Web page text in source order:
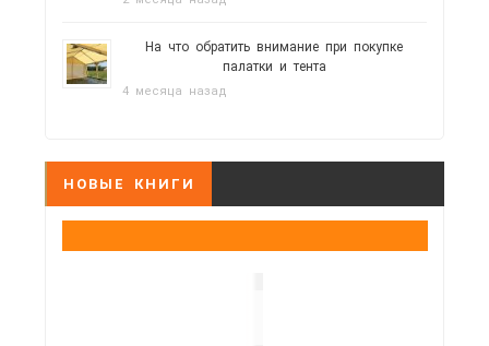
На что обратить внимание при покупке
палатки и тента
4 месяца назад
НОВЫЕ КНИГИ